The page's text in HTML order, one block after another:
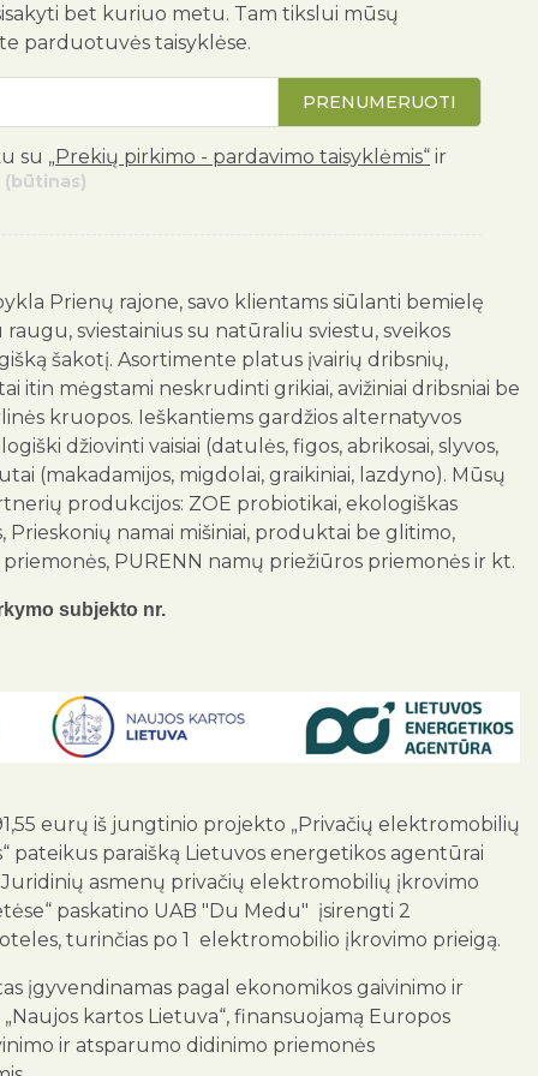
bet kuriuo metu. Tam tikslui mūsų
parduotuvės taisyklėse.
PRENUMERUOTI
su „Prekių pirkimo - pardavimo taisyklėmis“ ir
(būtinas)
Prienų rajone, savo klientams siūlanti bemielę
sviestainius su natūraliu sviestu, sveikos
šakotį. Asortimente platus įvairių dribsnių,
itin mėgstami neskrudinti grikiai, avižiniai dribsniai be
kruopos. Ieškantiems gardžios alternatyvos
džiovinti vaisiai (datulės, figos, abrikosai, slyvos,
(makadamijos, migdolai, graikiniai, lazdyno). Mūsų
produkcijos: ZOE probiotikai, ekologiškas
Prieskonių namai mišiniai, produktai be glitimo,
PURENN namų priežiūros priemonės ir kt.
subjekto nr.
eurų iš jungtinio projekto „Privačių elektromobilių
pateikus paraišką Lietuvos energetikos agentūrai
asmenų privačių elektromobilių įkrovimo
paskatino UAB "Du Medu" įsirengti 2
turinčias po 1 elektromobilio įkrovimo prieigą.
įgyvendinamas pagal ekonomikos gaivinimo ir
kartos Lietuva“, finansuojamą Europos
ir atsparumo didinimo priemonės